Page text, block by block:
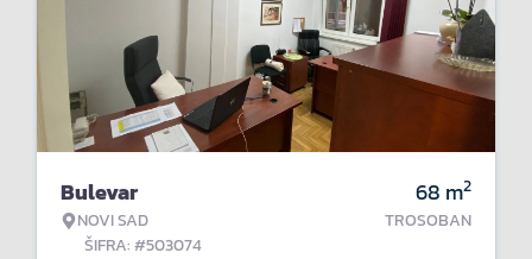
Bulevar
NOVI SAD
ŠIFRA: #503074
68 m2
TROSOBAN